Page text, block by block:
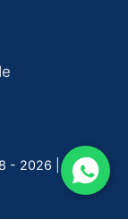
- 2026 | todos